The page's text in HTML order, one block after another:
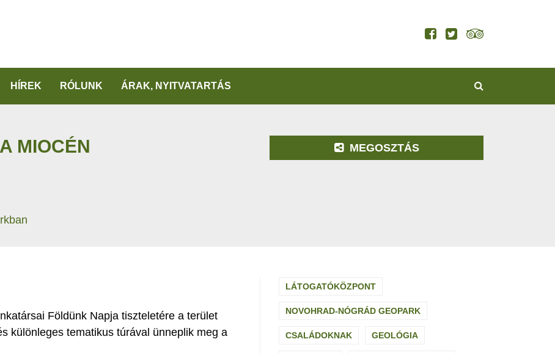
HÍREK RÓLUNK ÁRAK, NYITVATARTÁS
MIOCÉN
MEGOSZTÁS
Földünk Napja tiszteletére a terület
különleges tematikus túrával ünneplik meg a
LÁTOGATÓKÖZPONT
NOVOHRAD-NÓGRÁD GEOPARK
CSALÁDOKNAK GEOLÓGIA